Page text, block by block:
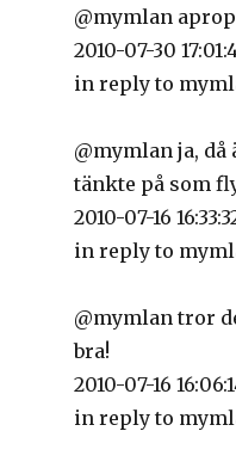
@mymlan
2010-07-30
in reply to
@mymlan ja, då
tänkte på som
2010-07-16
in reply to
@mymlan tror
bra!
2010-07-16
in reply to